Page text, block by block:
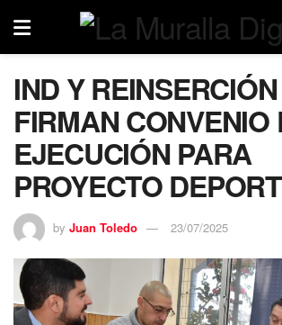
IND Y
FIRMAN CONVENIO
EJECUCIÓN PARA
PROYECTO
by Juan Toledo 23/07/2025